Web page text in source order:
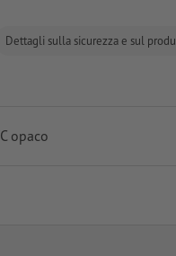
Dettagli sulla sicurezza e sul
opaco